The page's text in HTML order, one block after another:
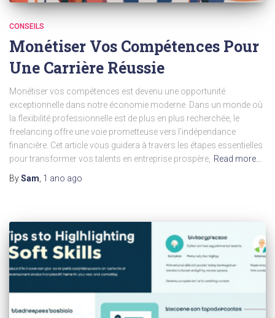
CONSEILS
Monétiser Vos Compétences Pour
Une Carrière Réussie
Monétiser vos compétences est devenu une opportunité
exceptionnelle dans notre économie moderne. Dans un monde où
la flexibilité professionnelle est de plus en plus recherchée, le
freelancing offre une voie prometteuse vers l’indépendance
financière. Cet article vous guidera à travers les étapes essentielles
pour transformer vos talents en entreprise prospère, Read more…
BySam, 1 ano ago